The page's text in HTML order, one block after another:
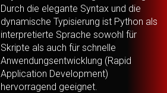
Durch die elegante Syntax und die
dynamische Typisierung ist Python als
interpretierte Sprache sowohl für
Skripte als auch für schnelle
Anwendungsentwicklung (Rapid
Application Development)
hervorragend geeignet.